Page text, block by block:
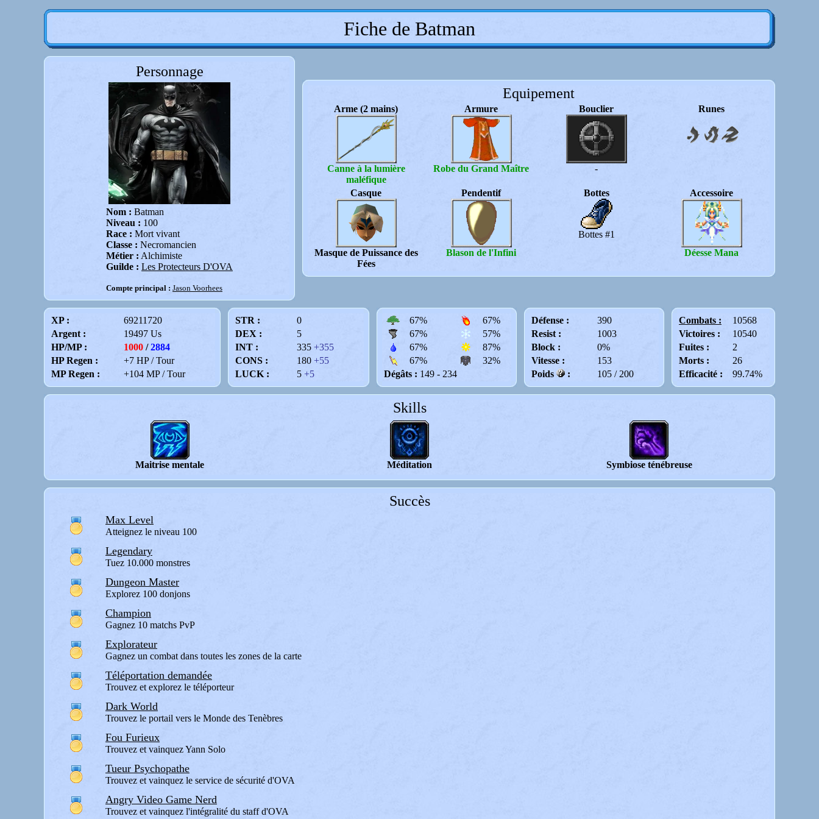
Fiche de Batman
Personnage
Nom : Batman
Niveau : 100
Race : Mort vivant
Classe : Necromancien
Métier : Alchimiste
Guilde : Les Protecteurs D'OVA
Compte principal : Jason Voorhees
Equipement
Arme (2 mains)
Canne à la lumière
maléfique
Armure
Robe du Grand Maître
Bouclier
-
Runes
Casque
Masque de Puissance des
Fées
Pendentif
Blason de l'Infini
Bottes
Bottes #1
Accessoire
Déesse Mana
XP :
69211720
Argent :
19497 Us
HP/MP :
1000 /2884
HP Regen :
+7 HP / Tour
MP Regen :
+104 MP / Tour
STR :
0
DEX :
5
INT :
335 +355
CONS :
180 +55
LUCK :
5 +5
67%
67%
67%
57%
67%
87%
67%
32%
Dégâts : 149 - 234
Défense :
390
Resist :
1003
Block :
0%
Vitesse :
153
Poids
: 105 / 200
Combats :
10568
Victoires :
10540
Fuites :
2
Morts :
26
Efficacité :
99.74%
Skills
Maitrise mentale Méditation Symbiose ténébreuse
Succès
Max Level
Atteignez le niveau 100
Legendary
Tuez 10.000 monstres
Dungeon Master
Explorez 100 donjons
Champion
Gagnez 10 matchs PvP
Explorateur
Gagnez un combat dans toutes les zones de la carte
Téléportation demandée
Trouvez et explorez le téléporteur
Dark World
Trouvez le portail vers le Monde des Tenèbres
Fou Furieux
Trouvez et vainquez Yann Solo
Tueur Psychopathe
Trouvez et vainquez le service de sécurité d'OVA
Angry Video Game Nerd
Trouvez et vainquez l'intégralité du staff d'OVA